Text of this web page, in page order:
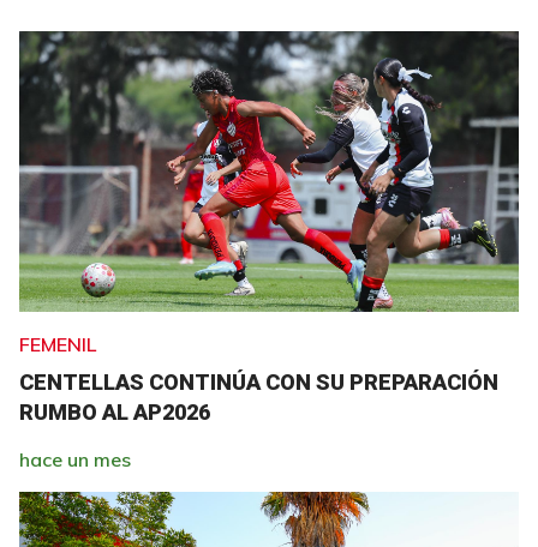
FEMENIL
CENTELLAS CONTINÚA CON SU PREPARACIÓN
RUMBO AL AP2026
hace un mes